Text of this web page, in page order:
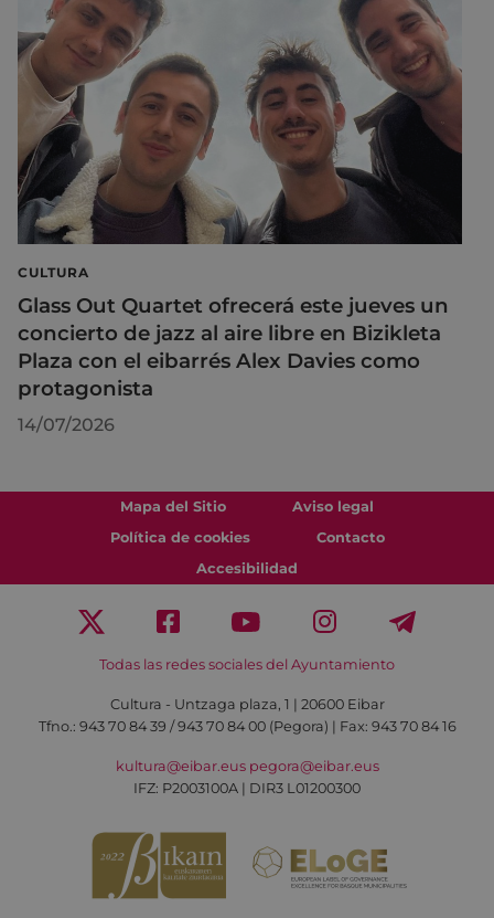
CULTURA
Glass Out Quartet ofrecerá este jueves un
concierto de jazz al aire libre en Bizikleta
Plaza con el eibarrés Alex Davies como
protagonista
14/07/2026
Mapa del Sitio
Aviso legal
Política de cookies
Contacto
Accesibilidad
Todas las redes sociales del Ayuntamiento
Cultura - Untzaga plaza, 1 | 20600 Eibar
Tfno.: 943 70 84 39 / 943 70 84 00 (Pegora) | Fax: 943 70 84 16
kultura@eibar.eus pegora@eibar.eus
IFZ: P2003100A | DIR3 L01200300